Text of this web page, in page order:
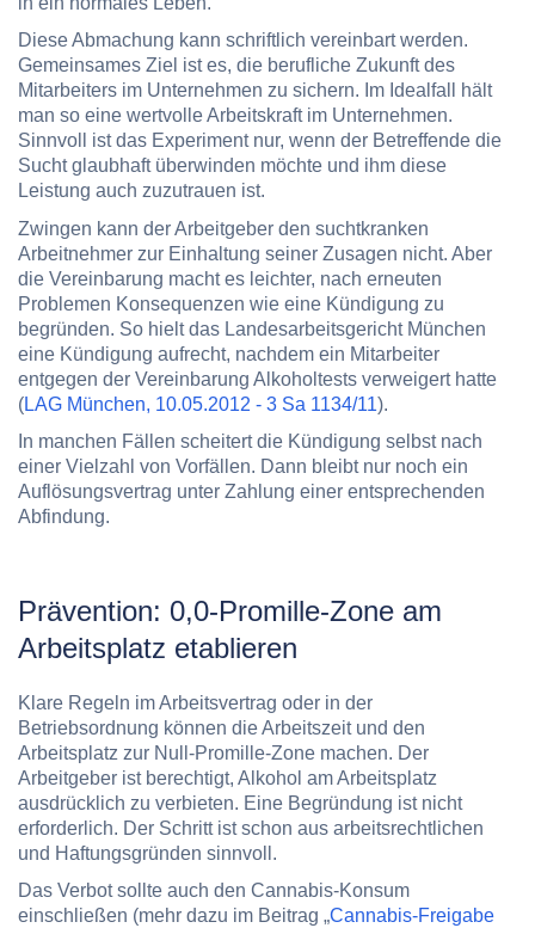
Diese Abmachung kann schriftlich vereinbart werden.
Gemeinsames Ziel ist es, die berufliche Zukunft des
Mitarbeiters im Unternehmen zu sichern. Im Idealfall hält
man so eine wertvolle Arbeitskraft im Unternehmen.
Sinnvoll ist das Experiment nur, wenn der Betreffende die
Sucht glaubhaft überwinden möchte und ihm diese
Leistung auch zuzutrauen ist.
Zwingen kann der Arbeitgeber den suchtkranken
Arbeitnehmer zur Einhaltung seiner Zusagen nicht. Aber
die Vereinbarung macht es leichter, nach erneuten
Problemen Konsequenzen wie eine Kündigung zu
begründen. So hielt das Landesarbeitsgericht München
eine Kündigung aufrecht, nachdem ein Mitarbeiter
entgegen der Vereinbarung Alkoholtests verweigert hatte
(LAG München, 10.05.2012 - 3 Sa 1134/11).
In manchen Fällen scheitert die Kündigung selbst nach
einer Vielzahl von Vorfällen. Dann bleibt nur noch ein
Auflösungsvertrag unter Zahlung einer entsprechenden
Abfindung.
Prävention: 0,0-Promille-Zone am
Arbeitsplatz etablieren
Klare Regeln im Arbeitsvertrag oder in der
Betriebsordnung können die Arbeitszeit und den
Arbeitsplatz zur Null-Promille-Zone machen. Der
Arbeitgeber ist berechtigt, Alkohol am Arbeitsplatz
ausdrücklich zu verbieten. Eine Begründung ist nicht
erforderlich. Der Schritt ist schon aus arbeitsrechtlichen
und Haftungsgründen sinnvoll.
Das Verbot sollte auch den Cannabis-Konsum
einschließen (mehr dazu im Beitrag „Cannabis-Freigabe